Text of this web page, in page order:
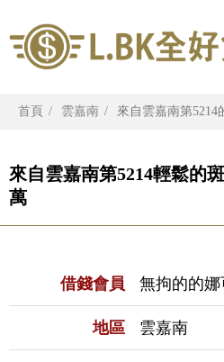
首頁 雲嘉南 來自雲嘉南第
來自雲嘉南第5214輕鬆的
萬
借錢會員 無拘的的娜
地區 雲嘉南